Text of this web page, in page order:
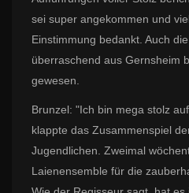
sei super angekommen und
Einstimmung bedankt. Auch
überraschend aus Gernsheim
gewesen.
Brunzel: "Ich bin mega stolz
klappte das Zusammenspiel
Jugendlichen. Zweimal
Laienensemble für die